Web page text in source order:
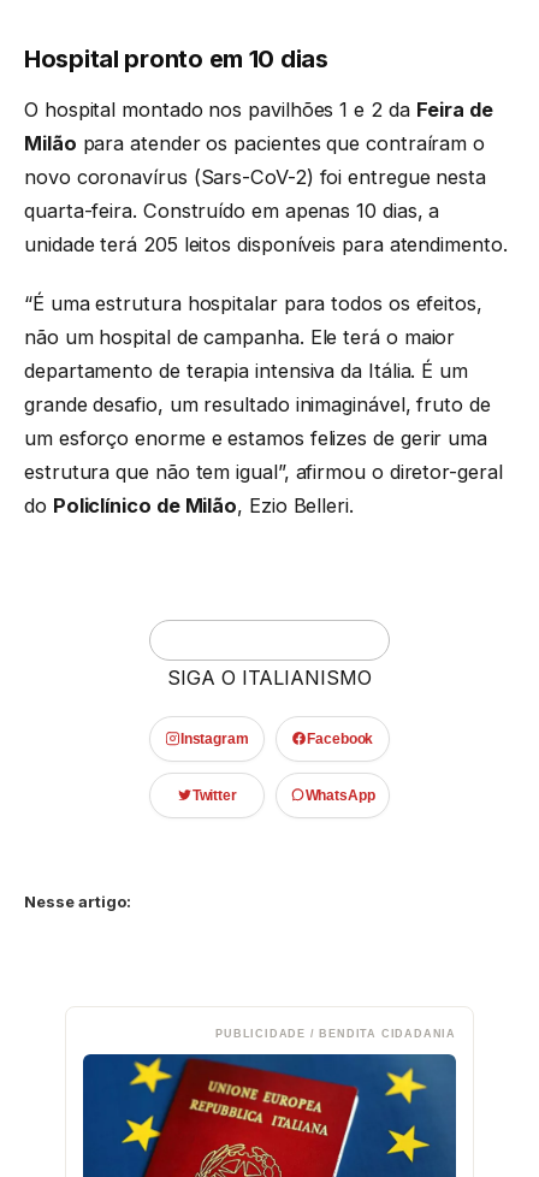
Hospital pronto em 10 dias
O hospital montado nos pavilhões 1 e 2 da Feira de
Milão para atender os pacientes que contraíram o
novo coronavírus (Sars-CoV-2) foi entregue nesta
quarta-feira. Construído em apenas 10 dias, a
unidade terá 205 leitos disponíveis para atendimento.
“É uma estrutura hospitalar para todos os efeitos,
não um hospital de campanha. Ele terá o maior
departamento de terapia intensiva da Itália. É um
grande desafio, um resultado inimaginável, fruto de
um esforço enorme e estamos felizes de gerir uma
estrutura que não tem igual”, afirmou o diretor-geral
do Policlínico de Milão, Ezio Belleri.
SIGA O ITALIANISMO
Instagram Facebook
Twitter WhatsApp
Nesse artigo:
PUBLICIDADE / BENDITA CIDADANIA